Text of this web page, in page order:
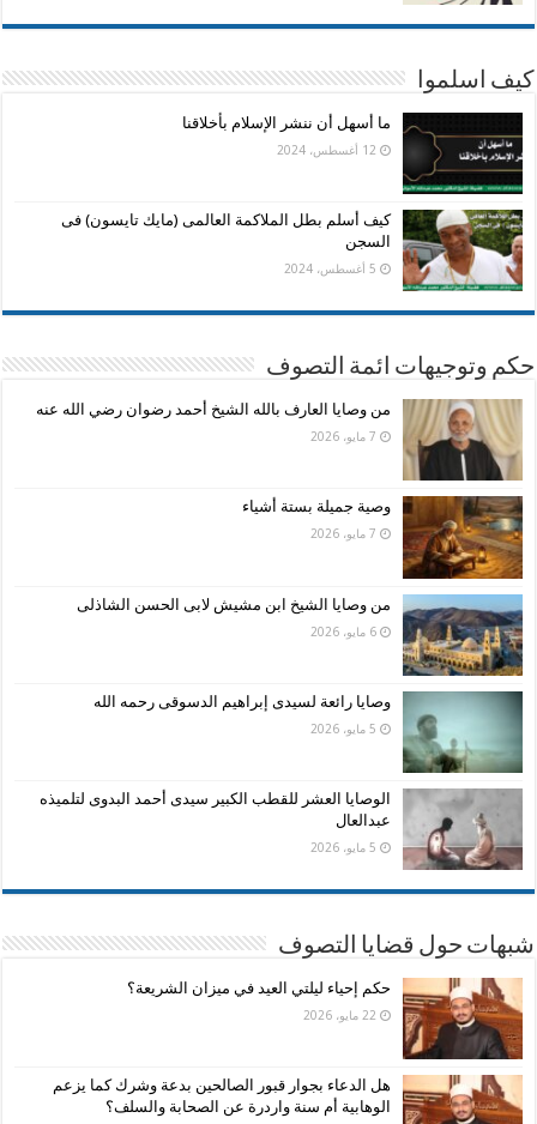
كيف اسلموا
ما أسهل أن ننشر الإسلام بأخلاقنا
12 أغسطس، 2024
كيف أسلم بطل الملاكمة العالمى (مايك تايسون) فى
السجن
5 أغسطس، 2024
حكم وتوجيهات ائمة التصوف
من وصايا العارف بالله الشيخ أحمد رضوان رضي الله عنه
7 مايو، 2026
وصية جميلة بستة أشياء
7 مايو، 2026
من وصايا الشيخ ابن مشيش لابى الحسن الشاذلى
6 مايو، 2026
وصايا رائعة لسيدى إبراهيم الدسوقى رحمه الله
5 مايو، 2026
الوصايا العشر للقطب الكبير سيدى أحمد البدوى لتلميذه
عبدالعال
5 مايو، 2026
شبهات حول قضايا التصوف
حكم إحياء ليلتي العيد في ميزان الشريعة؟
22 مايو، 2026
هل الدعاء بجوار قبور الصالحين بدعة وشرك كما يزعم
الوهابية أم سنة واردرة عن الصحابة والسلف؟